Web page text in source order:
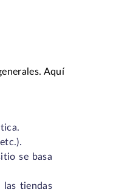
Aquí
se basa
las tiendas